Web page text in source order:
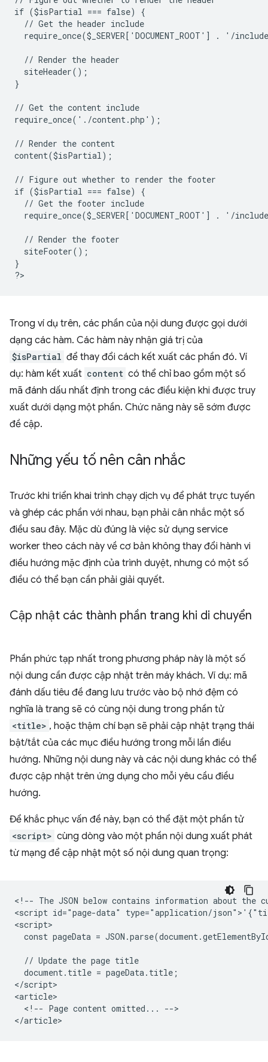
if ($isPartial === false) {
  // Get the header include
require_once($_SERVER['DOCUMENT_ROOT'] . '/
  // Render the header
  siteHeader();
}
// Get the content include
require_once('./content.php');
// Render the content
content($isPartial);
// Figure out whether to render the footer
if ($isPartial === false) {
  // Get the footer include
require_once($_SERVER['DOCUMENT_ROOT'] . '/
  // Render the footer
  siteFooter();
}
?
Trong ví dụ trên, các phần của nội dung được gọi dưới
dạng các hàm. Các hàm này nhận giá trị của
$isPartial để thay đổi cách kết xuất các phần đó. Ví
dụ: hàm kết xuất content có thể chỉ bao gồm một số
mã đánh dấu nhất định trong các điều kiện khi được truy
xuất dưới dạng một phần. Chức năng này sẽ sớm được
đề cập.
Những yếu tố nên cân nhắc
Trước khi triển khai trình chạy dịch vụ để phát trực tuyến
và ghép các phần với nhau, bạn phải cân nhắc một số
điều sau đây. Mặc dù đúng là việc sử dụng service
worker theo cách này về cơ bản không thay đổi hành vi
điều hướng mặc định của trình duyệt, nhưng có một số
điều có thể bạn cần phải giải quyết.
Cập nhật các thành phần trang khi di chuyển
Phần phức tạp nhất trong phương pháp này là một số
nội dung cần được cập nhật trên máy khách. Ví dụ: mã
đánh dấu tiêu đề đang lưu trước vào bộ nhớ đệm có
nghĩa là trang sẽ có cùng nội dung trong phần tử
<title> , hoặc thậm chí bạn sẽ phải cập nhật trạng thái
bật/tắt của các mục điều hướng trong mỗi lần điều
hướng. Những nội dung này và các nội dung khác có thể
được cập nhật trên ứng dụng cho mỗi yêu cầu điều
hướng.
Để khắc phục vấn đề này, bạn có thể đặt một phần tử
<script> cùng dòng vào một phần nội dung xuất phát
từ mạng để cập nhật một số nội dung quan trọng:
<!-- The JSON below contains information about the
<script id="page-data" type="application/
<script>
const pageData =
  // Update the page title
  document.title = pageData.title;
</script>
<article>
  <!-- Page content omitted... -->